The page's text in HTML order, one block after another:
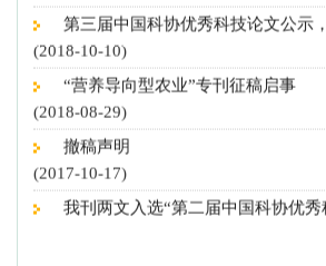
第三届中国科协优秀科技论文公示
(2018-10-10)
“营养导向型农业”专刊征稿启事
(2018-08-29)
撤稿声明
(2017-10-17)
我刊两文入选“第二届中国科协优秀
(2017-10-16)
中国科学技术协会：第二届中国科